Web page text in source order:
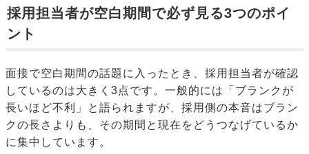
採用担当者が空白期間で必ず見る3つのポイ
ント
面接で空白期間の話題に入ったとき、採用担当者が確認
しているのは大きく3点です。一般的には「ブランクが
長いほど不利」と語られますが、採用側の本音はブラン
クの長さよりも、その期間と現在をどうつなげているか
に集中しています。